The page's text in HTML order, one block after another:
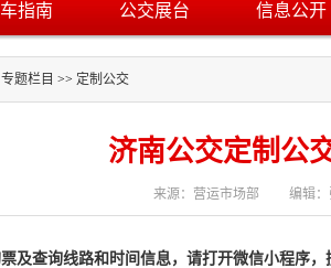
指南 公交展台 信息公开
专题栏目 >> 定制公交
济南公交定制公
来源：营运市场部 编辑：
及查询线路和时间信息，请打开微信小程序